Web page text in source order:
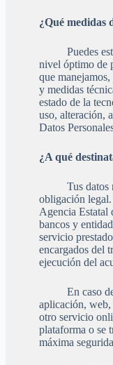
¿Qué medidas
Puedes estar
nivel óptimo de
que
y medidas
estado de la
uso, alteración,
Datos
¿A qué
Tus datos no
obligación
Agencia Estatal
bancos y
servicio
encargados del
ejecución del
En caso de
aplicación, web,
otro servicio
plataforma o se
máxima